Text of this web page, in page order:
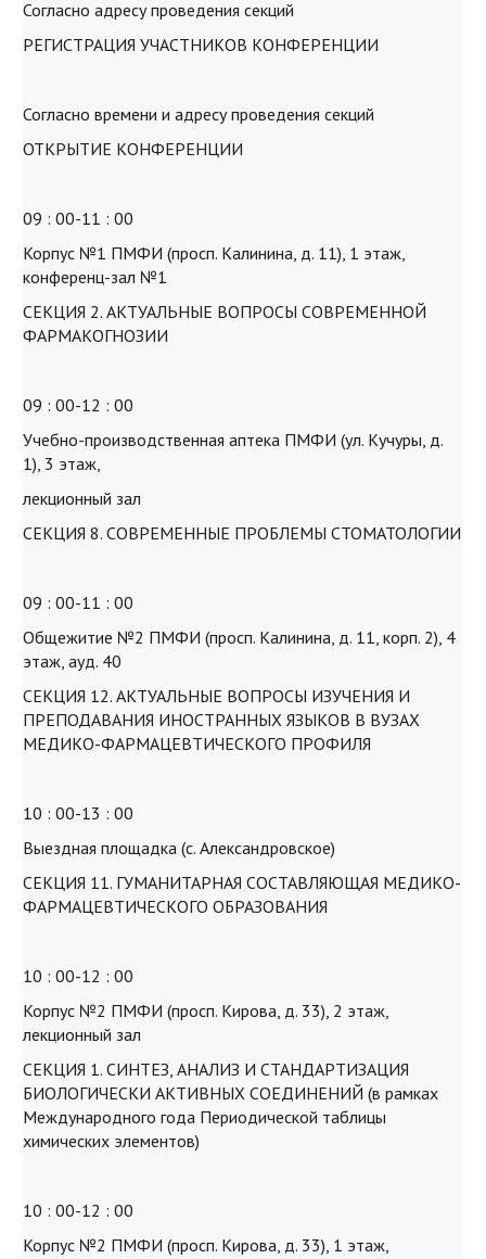
Согласно адресу проведения секций
РЕГИСТРАЦИЯ УЧАСТНИКОВ КОНФЕРЕНЦИИ
Согласно времени и адресу проведения секций
ОТКРЫТИЕ КОНФЕРЕНЦИИ
09 : 00-11 : 00
Корпус №1 ПМФИ (просп. Калинина, д. 11), 1 этаж,
конференц-зал №1
СЕКЦИЯ 2. АКТУАЛЬНЫЕ ВОПРОСЫ СОВРЕМЕННОЙ
ФАРМАКОГНОЗИИ
09 : 00-12 : 00
Учебно-производственная аптека ПМФИ (ул. Кучуры, д.
1), 3 этаж,
лекционный зал
СЕКЦИЯ 8. СОВРЕМЕННЫЕ ПРОБЛЕМЫ СТОМАТОЛОГИИ
09 : 00-11 : 00
Общежитие №2 ПМФИ (просп. Калинина, д. 11, корп. 2), 4
этаж, ауд. 40
СЕКЦИЯ 12. АКТУАЛЬНЫЕ ВОПРОСЫ ИЗУЧЕНИЯ И
ПРЕПОДАВАНИЯ ИНОСТРАННЫХ ЯЗЫКОВ В ВУЗАХ
МЕДИКО-ФАРМАЦЕВТИЧЕСКОГО ПРОФИЛЯ
10 : 00-13 : 00
Выездная площадка (с. Александровское)
СЕКЦИЯ 11. ГУМАНИТАРНАЯ СОСТАВЛЯЮЩАЯ МЕДИКО-
ФАРМАЦЕВТИЧЕСКОГО ОБРАЗОВАНИЯ
10 : 00-12 : 00
Корпус №2 ПМФИ (просп. Кирова, д. 33), 2 этаж,
лекционный зал
СЕКЦИЯ 1. СИНТЕЗ, АНАЛИЗ И СТАНДАРТИЗАЦИЯ
БИОЛОГИЧЕСКИ АКТИВНЫХ СОЕДИНЕНИЙ (в рамках
Международного года Периодической таблицы
химических элементов)
10 : 00-12 : 00
Корпус №2 ПМФИ (просп. Кирова, д. 33), 1 этаж,